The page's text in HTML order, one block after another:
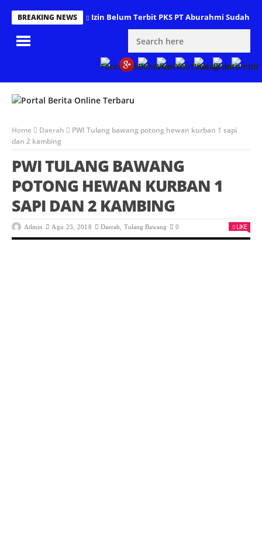
BREAKING NEWS Izin Belum Terbit PKS PT Aburahmi Sudah
Home Daerah
PWI Tulang bawang potong hewan kurban 1 sapi
dan 2 kambing
PWI TULANG BAWANG
POTONG HEWAN KURBAN 1
SAPI DAN 2 KAMBING
Admin Agu 23, 2018 Daerah Tulang Bawang 0 LIKE